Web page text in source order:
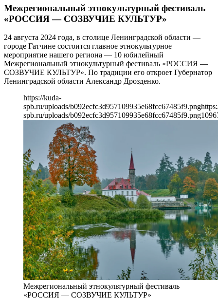
Межрегиональный этнокультурный фестиваль
«РОССИЯ — СОЗВУЧИЕ КУЛЬТУР»
24 августа 2024 года, в столице Ленинградской области —
городе Гатчине состоится главное этнокультурное
мероприятие нашего региона — 10 юбилейный
Межрегиональный этнокультурный фестиваль «РОССИЯ —
СОЗВУЧИЕ КУЛЬТУР». По традиции его откроет Губернатор
Ленинградской области Александр Дрозденко.
https://kuda-
spb.ru/uploads/b092ecfc3d957109935e68fcc67485f9.png
spb.ru/uploads/b092ecfc3d957109935e68fcc67485f9.png1096
Межрегиональный этнокультурный фестиваль
«РОССИЯ — СОЗВУЧИЕ КУЛЬТУР»